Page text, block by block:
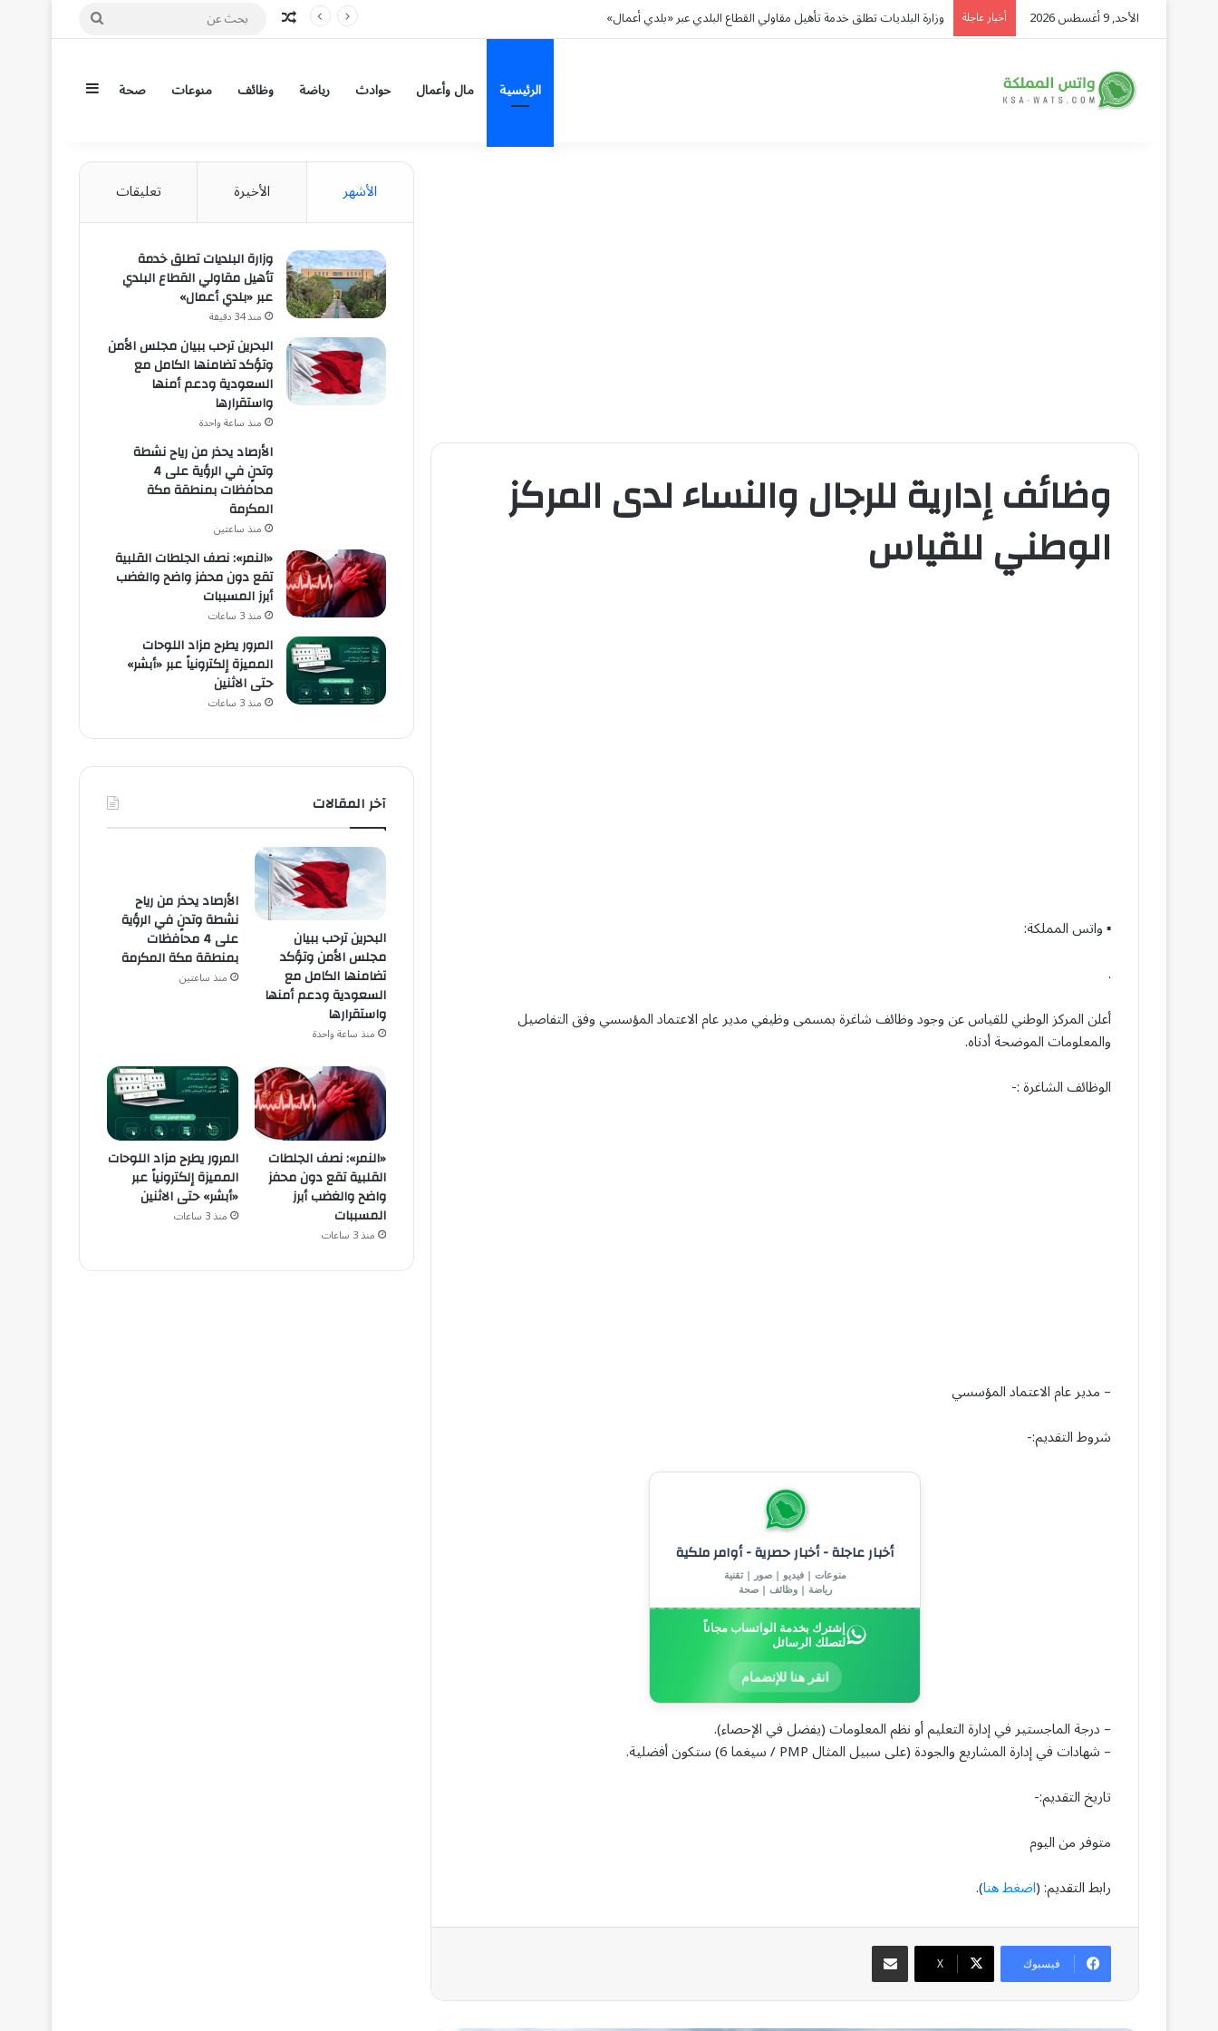
الأحد, 9 أغسطس 2026 أخبار عاجلة البحرين ترحب ببيان مجلس الأمن وتؤكد تضامنها الكامل مع السعودية ودعم أمنها واستقرارها مقال عشوائي
بحث
الرئيسية مال وأعمال حوادث رياضة وظائف منوعات صحة إضافة عمود
وظائف إدارية للرجال والنساء لدى المركز
الوطني للقياس
▪︎ واتس المملكة:
.
أعلن المركز الوطني للقياس عن وجود وظائف شاغرة بمسمى وظيفي مدير عام الاعتماد المؤسسي وفق التفاصيل
والمعلومات الموضحة أدناه.
الوظائف الشاغرة :-
– مدير عام الاعتماد المؤسسي
شروط التقديم:-
أخبار عاجلة - أخبار حصرية - أوامر ملكية
منوعات | فيديو | صور | تقنية
رياضة | وظائف | صحة
إشترك بخدمة الواتساب مجاناً
لتصلك الرسائل
انقر هنا للإنضمام
– درجة الماجستير في إدارة التعليم أو نظم المعلومات (يفضل في الإحصاء).
– شهادات في إدارة المشاريع والجودة (على سبيل المثال PMP / سيغما 6) ستكون أفضلية.
تاريخ التقديم:-
متوفر من اليوم
رابط التقديم: (اضغط هنا).
فيسبوك ‫X
مشاركة عبر البريد
الأشهر الأخيرة تعليقات
وزارة البلديات تطلق خدمة
تأهيل مقاولي القطاع البلدي
عبر «بلدي أعمال»
منذ 34 دقيقة
البحرين ترحب ببيان مجلس الأمن
وتؤكد تضامنها الكامل مع
السعودية ودعم أمنها
واستقرارها
منذ ساعة واحدة
الأرصاد يحذر من رياح نشطة
وتدنٍ في الرؤية على 4
محافظات بمنطقة مكة
المكرمة
منذ ساعتين
«النمر»: نصف الجلطات القلبية
تقع دون محفز واضح والغضب
أبرز المسببات
منذ 3 ساعات
المرور يطرح مزاد اللوحات
المميزة إلكترونياً عبر «أبشر»
حتى الاثنين
منذ 3 ساعات
آخر المقالات
البحرين ترحب ببيان
مجلس الأمن وتؤكد
تضامنها الكامل مع
السعودية ودعم أمنها
واستقرارها
منذ ساعة واحدة
الأرصاد يحذر من رياح
نشطة وتدنٍ في الرؤية
على 4 محافظات
بمنطقة مكة المكرمة
منذ ساعتين
«النمر»: نصف الجلطات
القلبية تقع دون محفز
واضح والغضب أبرز
المسببات
منذ 3 ساعات
المرور يطرح مزاد اللوحات
المميزة إلكترونياً عبر
«أبشر» حتى الاثنين
منذ 3 ساعات